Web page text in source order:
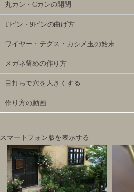
丸カン・Cカンの開閉
Tピン・9ピンの曲げ方
ワイヤー・テグス・カシメ玉の始末
メガネ留めの作り方
目打ちで穴を大きくする
作り方の動画
スマートフォン版を表示する